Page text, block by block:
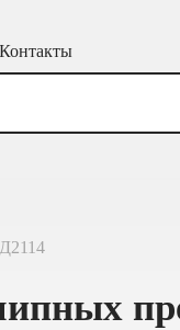
Контакты